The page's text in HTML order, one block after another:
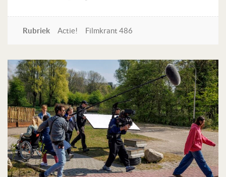
Rubriek Actie! Filmkrant 486
Lees verder